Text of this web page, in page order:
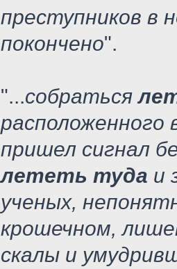
преступников в
покончено".
"...собраться
пришел сигнал
лететь туда и
ученых,
крошечном,
скалы и